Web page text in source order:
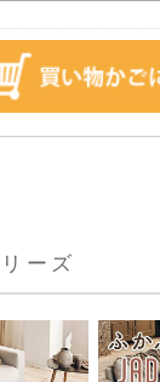
ーズ